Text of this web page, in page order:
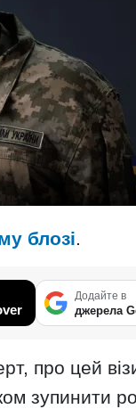
блозі.
Додайте в
джерела
про цей
зупинити